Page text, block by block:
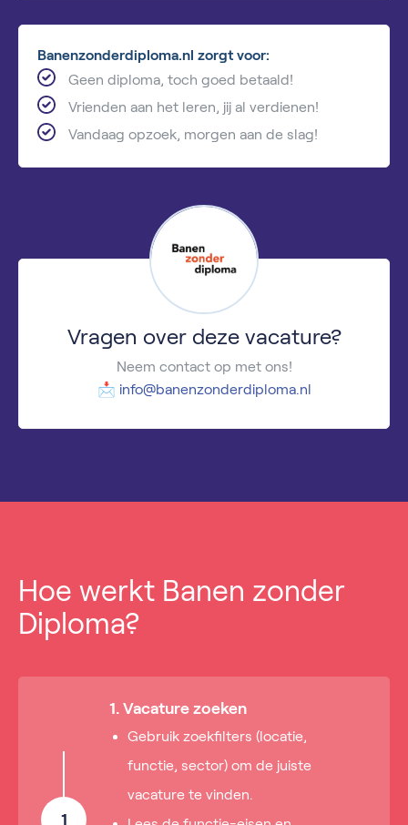
Banenzonderdiploma.nl zorgt voor:
Geen diploma, toch goed betaald!
Vrienden aan het leren, jij al verdienen!
Vandaag opzoek, morgen aan de slag!
Vragen over deze vacature?
Neem contact op met ons!
📩 info@banenzonderdiploma.nl
Hoe werkt Banen zonder
Diploma?
1
1. Vacature zoeken
Gebruik zoekfilters (locatie,
functie, sector) om de juiste
vacature te vinden.